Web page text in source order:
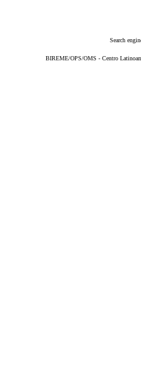
Search
BIREME/OPS/OMS - Centro